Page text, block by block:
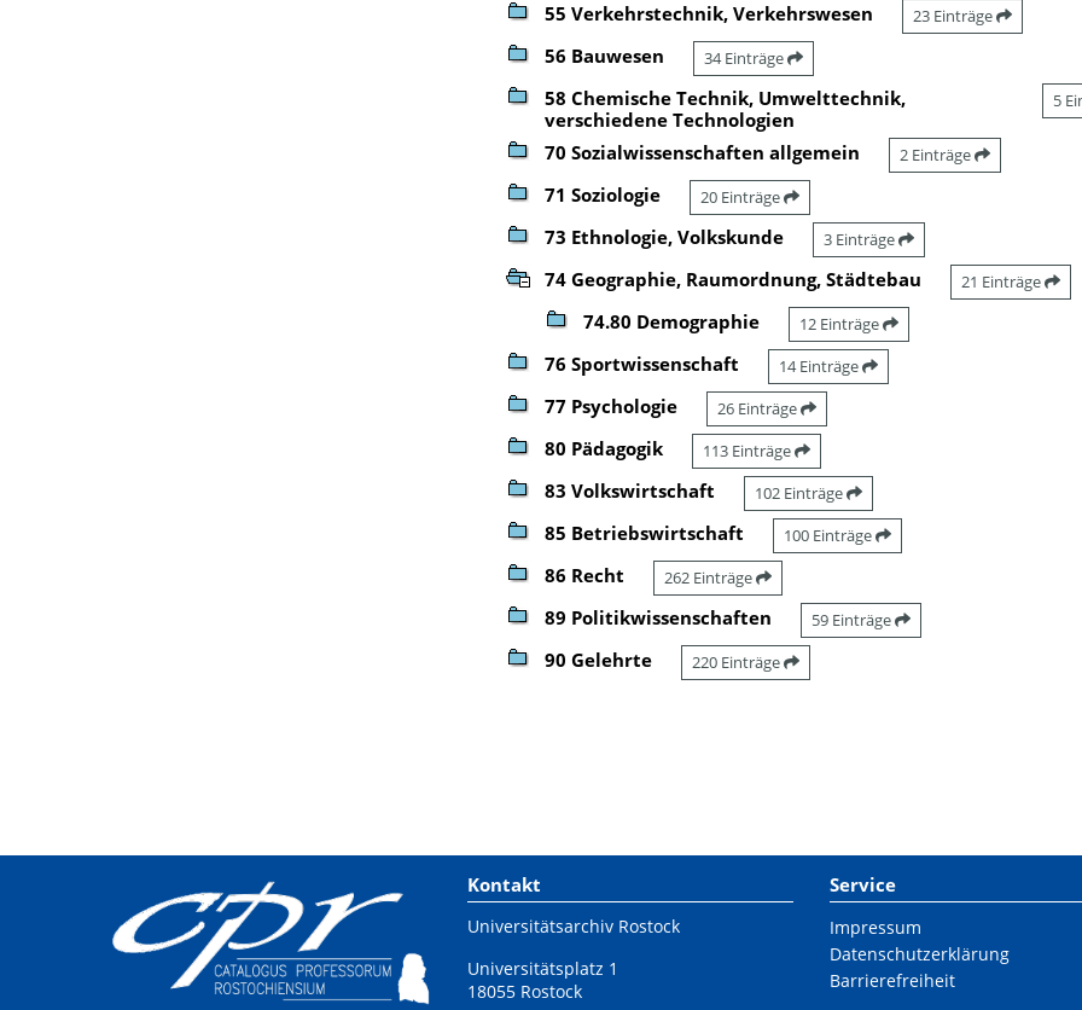
55 Verkehrstechnik, Verkehrswesen 23 Einträge
56 Bauwesen 34 Einträge
58 Chemische Technik, Umwelttechnik,
verschiedene Technologien
5
70 Sozialwissenschaften allgemein 2 Einträge
71 Soziologie 20 Einträge
73 Ethnologie, Volkskunde 3 Einträge
74 Geographie, Raumordnung, Städtebau 21 Einträge
74.80 Demographie 12 Einträge
76 Sportwissenschaft 14 Einträge
77 Psychologie 26 Einträge
80 Pädagogik 113 Einträge
83 Volkswirtschaft 102 Einträge
85 Betriebswirtschaft 100 Einträge
86 Recht 262 Einträge
89 Politikwissenschaften 59 Einträge
90 Gelehrte 220 Einträge
Kontakt
Universitätsarchiv Rostock
Universitätsplatz 1
18055 Rostock
Service
Impressum
Datenschutzerklärung
Barrierefreiheit